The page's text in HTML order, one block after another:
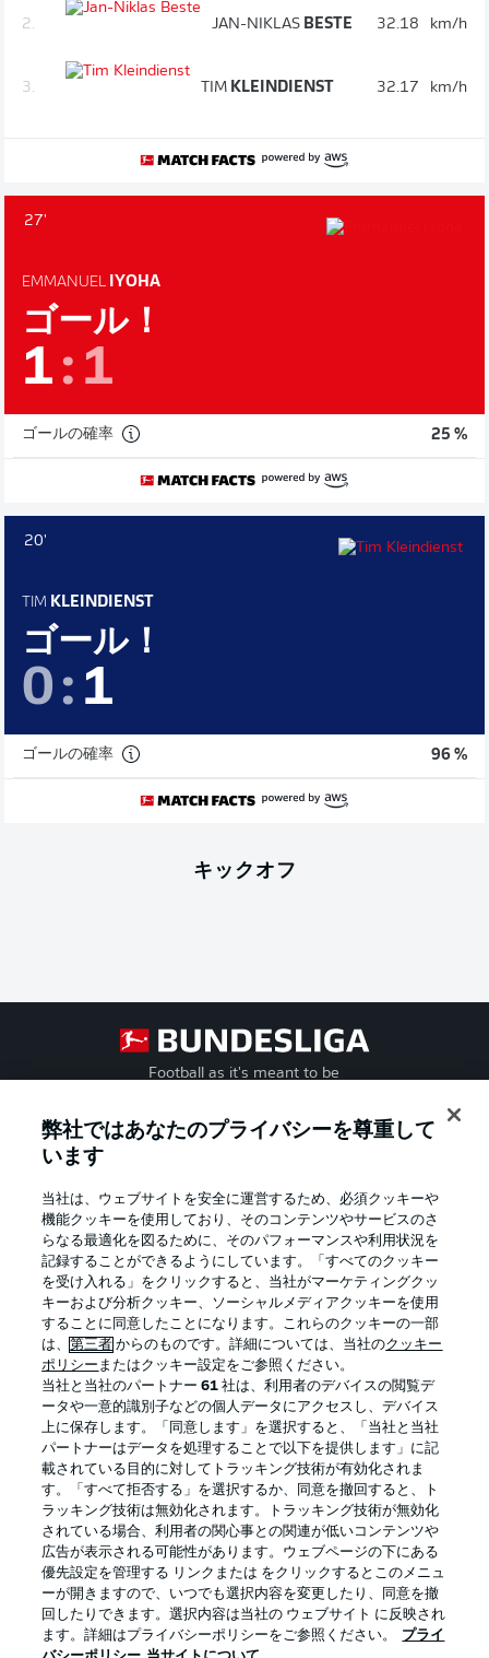
2. JAN-NIKLAS BESTE 32.18 km/h
3. TIM KLEINDIENST 32.17 km/h
27'
EMMANUEL IYOHA
ゴール！
1: 1
ゴールの確率 25 %
20'
TIM KLEINDIENST
ゴール！
0 : 1
ゴールの確率 96 %
キックオフ
Football as it's meant to be
Official Partners
プライバシー・ポリシー 優先設定を管理する
利用条件 放送局
求人 選手
弊社ではあなたのプライバシーを尊重して
います
当社は、ウェブサイトを安全に運営するため、必須クッキーや
機能クッキーを使用しており、そのコンテンツやサービスのさ
らなる最適化を図るために、そのパフォーマンスや利用状況を
記録することができるようにしています。「すべてのクッキー
を受け入れる」をクリックすると、当社がマーケティングクッ
キーおよび分析クッキー、ソーシャルメディアクッキーを使用
することに同意したことになります。これらのクッキーの一部
は、第三者 からのものです。詳細については、当社のクッキー
ポリシー またはクッキー設定をご参照ください。
当社と当社のパートナー61 社は、利用者のデバイスの閲覧デ
ータや一意的識別子などの個人データにアクセスし、デバイス
上に保存します。「同意します」を選択すると、「当社と当社
パートナーはデータを処理することで以下を提供します」に記
載されている目的に対してトラッキング技術が有効化されま
す。「すべて拒否する」を選択するか、同意を撤回すると、ト
ラッキング技術は無効化されます。トラッキング技術が無効化
されている場合、利用者の関心事との関連が低いコンテンツや
広告が表示される可能性があります。ウェブページの下にある
優先設定を管理する リンクまたは をクリックするとこのメニュ
ーが開きますので、いつでも選択内容を変更したり、同意を撤
回したりできます。選択内容は当社の ウェブサイト に反映され
ます。詳細はプライバシーポリシーをご参照ください。
プライ